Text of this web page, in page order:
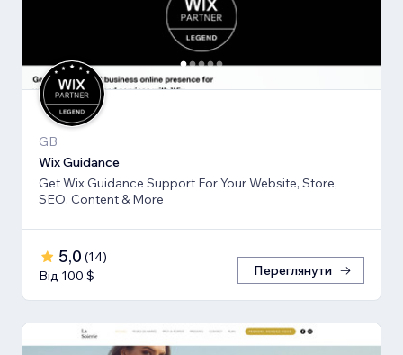
GB
Wix Guidance
Get Wix Guidance Support For Your Website, Store,
SEO, Content & More
5,0 (14)
Від 100 $
Переглянути